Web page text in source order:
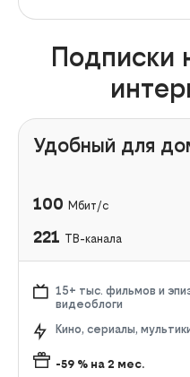
Подписки
Удобный для
100 Мбит/с
221 ТВ-канала
15+ тыс. фильмов и
видеоблоги
Кино, сериалы,
-59 % на 2 мес.